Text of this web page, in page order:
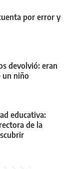
por error y
devolvió: eran
un niño
educativa:
de la